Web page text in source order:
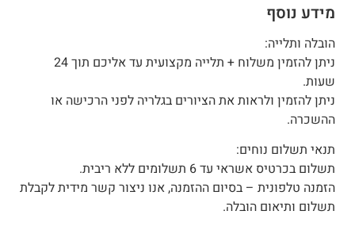
מידע נוסף
הובלה ותלייה:
ניתן להזמין משלוח + תלייה מקצועית עד אליכם תוך 24
שעות.
ניתן להזמין ולראות את הציורים בגלריה לפני הרכישה או
ההשכרה.
תנאי תשלום נוחים:
תשלום בכרטיס אשראי עד 6 תשלומים ללא ריבית.
הזמנה טלפונית – בסיום ההזמנה, אנו ניצור קשר מידית לקבלת
תשלום ותיאום הובלה.